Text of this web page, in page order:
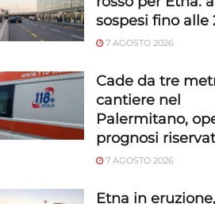
sospesi fino alle
7 AGOSTO 2026
Cade da tre
cantiere nel
Palermitano,
prognosi
7 AGOSTO 2026
Etna in eruzione,